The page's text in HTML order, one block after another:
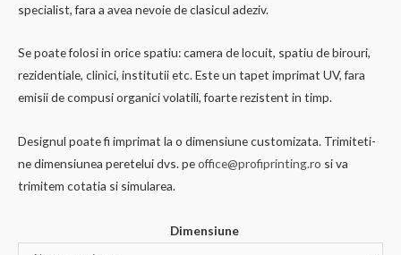
la
€140.38
specialist, fara a avea nevoie de clasicul adeziv.
Se poate folosi in orice spatiu: camera de locuit, spatiu de birouri,
rezidentiale, clinici, institutii etc. Este un tapet imprimat UV, fara
emisii de compusi organici volatili, foarte rezistent in timp.
Designul poate fi imprimat la o dimensiune customizata. Trimiteti-
ne dimensiunea peretelui dvs. peoffice@profiprinting.ro si va
trimitem cotatia si simularea.
Dimensiune